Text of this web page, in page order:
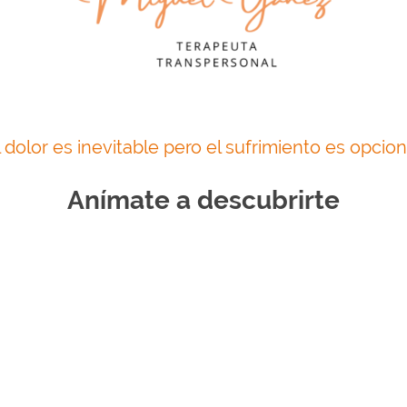
dolor es inevitable pero el sufrimiento es
Anímate a descubrirte